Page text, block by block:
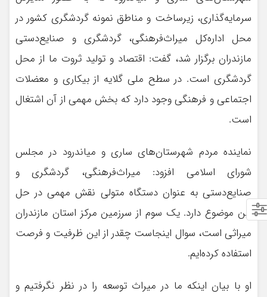
سرمایه‌گذاری، زیرساخت و مناطق نمونه گردشگری کشور در
محل اداره‌کل میراث‌فرهنگی، گردشگری و صنایع‌دستی
مازندران برگزار شد، گفت: اقتصاد و تولید ثروت ما از محل
گردشگری است. در سطح ملی گلایه از بیکاری و معضلات
اجتماعی و فرهنگی وجود دارد که بخش مهمی از آن اشتغال
است.
نماینده مردم شهرستان‌های ساری و میاندرود در مجلس
شورای اسلامی افزود: میراث‌فرهنگی، گردشگری و
صنایع‌دستی به عنوان دستگاه متولی نقش مهمی در حل
این موضوع دارد. یک سوم از سرزمین مرکز استان مازندران
میراثی است، سوال اینجاست چقدر از این ظرفیت و فرصت
استفاده کرده‌ایم.
او با بیان اینکه ما در میراث توسعه را در نظر نگرفتیم و